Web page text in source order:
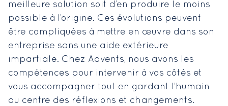
meilleure solution soit d’en produire le moins
possible à l’origine. Ces évolutions peuvent
être compliquées à mettre en œuvre dans son
entreprise sans une aide extérieure
impartiale. Chez Advents, nous avons les
compétences pour intervenir à vos côtés et
vous accompagner tout en gardant l’humain
au centre des réflexions et changements.